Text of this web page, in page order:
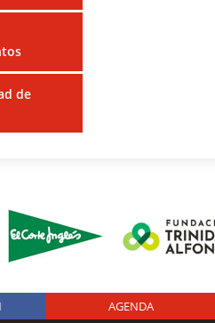
de
Logo Fundación
AGENDA